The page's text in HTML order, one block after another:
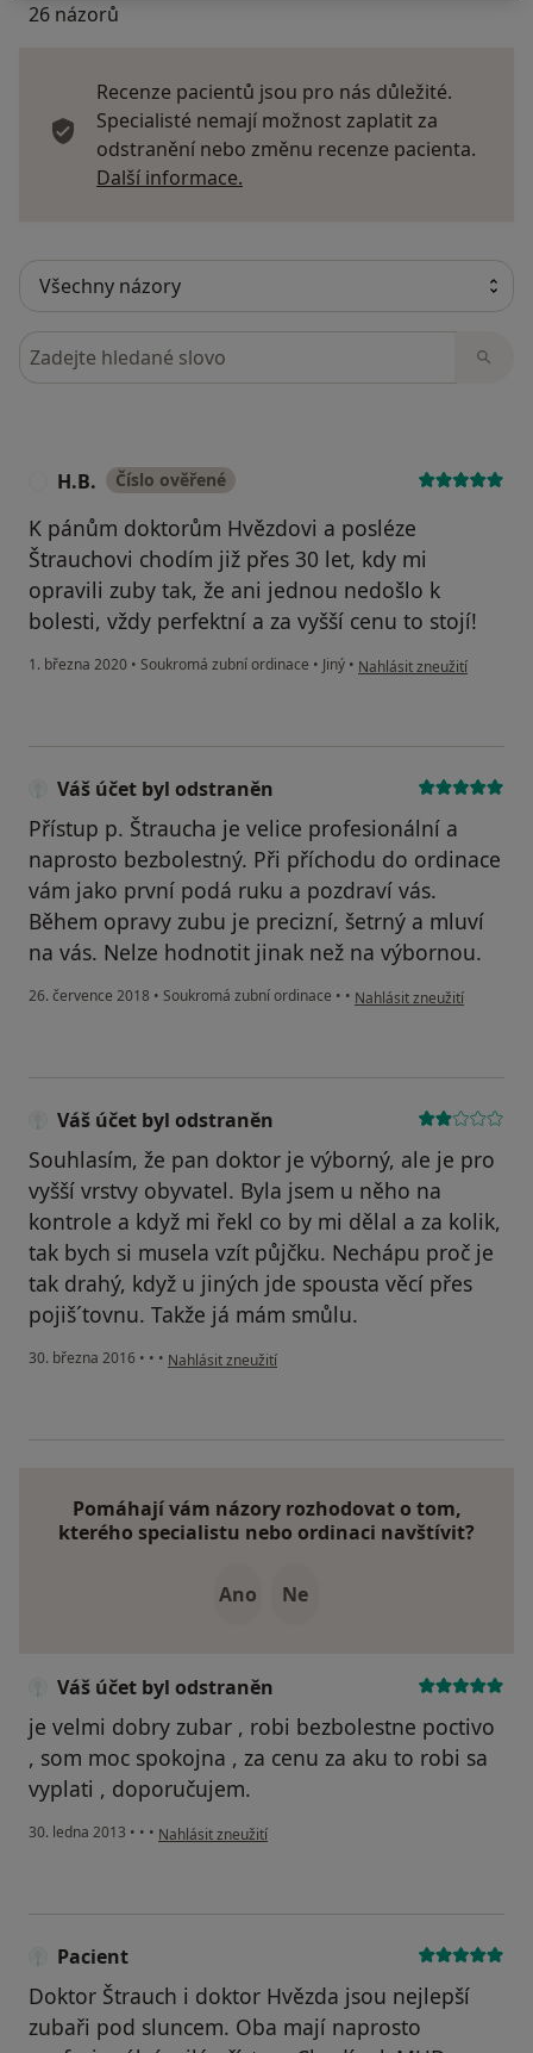
26 názorů
Recenze pacientů jsou pro nás důležité.
Specialisté nemají možnost zaplatit za
odstranění nebo změnu recenze pacienta.
Další informace.
Hledejte v názorech
H.B. Číslo ověřené
K pánům doktorům Hvězdovi a posléze
Štrauchovi chodím již přes 30 let, kdy mi
opravili zuby tak, že ani jednou nedošlo k
bolesti, vždy perfektní a za vyšší cenu to stojí!
1. března 2020 • Soukromá zubní ordinace • Jiný • podle názoru uživatele
Nahlásit zneužití
Váš účet byl odstraněn
Přístup p. Štraucha je velice profesionální a
naprosto bezbolestný. Při příchodu do ordinace
vám jako první podá ruku a pozdraví vás.
Během opravy zubu je precizní, šetrný a mluví
na vás. Nelze hodnotit jinak než na výbornou.
26. července 2018 • Soukromá zubní ordinace • • podle názoru uživatele
Nahlásit zneužití
Váš účet byl odstraněn
Souhlasím, že pan doktor je výborný, ale je pro
vyšší vrstvy obyvatel. Byla jsem u něho na
kontrole a když mi řekl co by mi dělal a za kolik,
tak bych si musela vzít půjčku. Nechápu proč je
tak drahý, když u jiných jde spousta věcí přes
pojiš´tovnu. Takže já mám smůlu.
30. března 2016 • • • podle názoru uživatele Váš účet byl odstraněn
Nahlásit zneužití
Pomáhají vám názory rozhodovat o tom,
kterého specialistu nebo ordinaci navštívit?
Ano Ne
Váš účet byl odstraněn
je velmi dobry zubar , robi bezbolestne poctivo
, som moc spokojna , za cenu za aku to robi sa
vyplati , doporučujem.
30. ledna 2013 • • • podle názoru uživatele Váš účet byl odstraněn
Nahlásit zneužití
Pacient
Doktor Štrauch i doktor Hvězda jsou nejlepší
zubaři pod sluncem. Oba mají naprosto